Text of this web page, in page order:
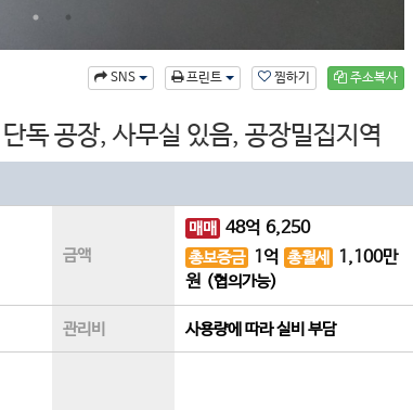
주소복사
찜하기
프린트
SNS
독 공장, 사무실 있음, 공장밀집지역
금액
매매 48억 6,250
총보증금 1억 총월세 1,100만
원 (협의가능)
관리비 사용량에 따라 실비 부담